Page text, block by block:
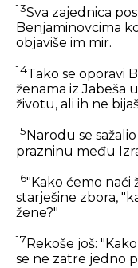
13Sva zajednica
Benjaminovcima
objaviše im mir.
14Tako se oporavi
ženama iz Jabeša
životu, ali ih ne
15 Narodu se
prazninu među
16"Kako ćemo naći
starješine zbora,
žene?"
17 Rekoše još:
se ne zatre jedno